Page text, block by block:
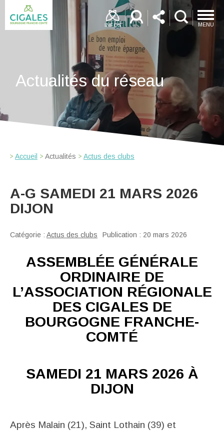
MENU
INFOS
Actualités du réseau
Accueil Actualités Actus des clubs
A-G SAMEDI 21 MARS 2026
DIJON
Catégorie : Actus des clubs Publication : 20 mars 2026
ASSEMBLÉE GÉNÉRALE
ORDINAIRE DE
L’ASSOCIATION RÉGIONALE
DES CIGALES DE
BOURGOGNE FRANCHE-
COMTÉ
SAMEDI 21 MARS 2026 À
DIJON
Après Malain (21), Saint Lothain (39) et